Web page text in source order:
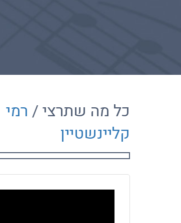
כל מה שתרצי / רמי
קליינשטיין